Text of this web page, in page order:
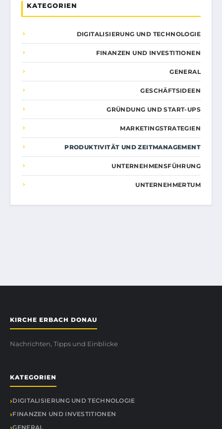
KATEGORIEN
DIGITALISIERUNG UND TECHNOLOGIE
FINANZEN UND INVESTITIONEN
GENERAL
GESCHÄFTSIDEEN
GRÜNDUNG UND START-UPS
MARKETINGSTRATEGIEN
PRODUKTIVITÄT UND ZEITMANAGEMENT
UNTERNEHMENSFÜHRUNG
UNTERNEHMERTUM
KIRCHE ERBACH DONAU
Nachrichten, Tipps und Einblicke
KATEGORIEN
DIGITALISIERUNG UND TECHNOLOGIE
FINANZEN UND INVESTITIONEN
GENERAL